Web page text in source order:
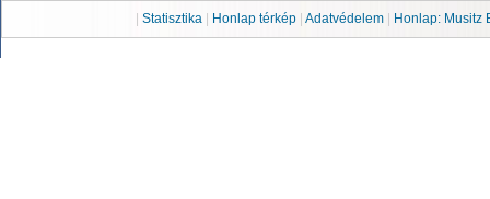
Statisztika Honlap térkép Adatvédelem| Honlap: Musitz